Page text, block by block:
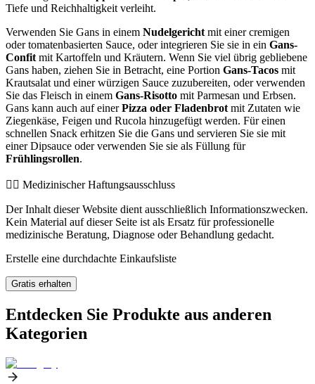
Tiefe und Reichhaltigkeit verleiht.
Verwenden Sie Gans in einem Nudelgericht mit einer cremigen
oder tomatenbasierten Sauce, oder integrieren Sie sie in ein Gans-
Confit mit Kartoffeln und Kräutern. Wenn Sie viel übrig gebliebene
Gans haben, ziehen Sie in Betracht, eine Portion Gans-Tacos mit
Krautsalat und einer würzigen Sauce zuzubereiten, oder verwenden
Sie das Fleisch in einem Gans-Risotto mit Parmesan und Erbsen.
Gans kann auch auf einerPizza oder Fladenbrot mit Zutaten wie
Ziegenkäse, Feigen und Rucola hinzugefügt werden. Für einen
schnellen Snack erhitzen Sie die Gans und servieren Sie sie mit
einer Dipsauce oder verwenden Sie sie als Füllung für
Frühlingsrollen.
👨‍⚕️️ Medizinischer Haftungsausschluss
Der Inhalt dieser Website dient ausschließlich Informationszwecken.
Kein Material auf dieser Seite ist als Ersatz für professionelle
medizinische Beratung, Diagnose oder Behandlung gedacht.
Erstelle eine durchdachte Einkaufsliste
Gratis erhalten
Entdecken Sie Produkte aus anderen
Kategorien